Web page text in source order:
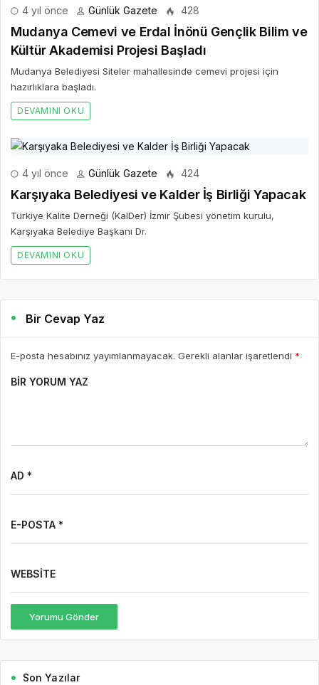
4 yıl önce Günlük Gazete 428
Mudanya Cemevi ve Erdal İnönü Gençlik Bilim ve
Kültür Akademisi Projesi Başladı
Mudanya Belediyesi Siteler mahallesinde cemevi projesi için
hazırlıklara başladı.
DEVAMINI OKU
4 yıl önce Günlük Gazete 424
Karşıyaka Belediyesi ve Kalder İş Birliği Yapacak
Türkiye Kalite Derneği (KalDer) İzmir Şubesi yönetim kurulu,
Karşıyaka Belediye Başkanı Dr.
DEVAMINI OKU
Bir Cevap Yaz
E-posta hesabınız yayımlanmayacak. Gerekli alanlar işaretlendi *
BIR YORUM YAZ
AD *
E-POSTA *
WEBSITE
Yorumu Gönder
Son Yazılar